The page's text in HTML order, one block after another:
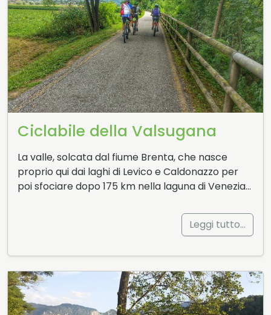
Ciclabile della Valsugana
La valle, solcata dal fiume Brenta, che nasce
proprio qui dai laghi di Levico e Caldonazzo per
poi sfociare dopo 175 km nella laguna di Venezia…
Leggi tutto…